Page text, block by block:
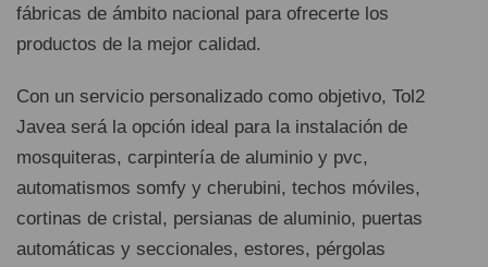
fábricas de ámbito nacional para ofrecerte los
productos de la mejor calidad.
Con un servicio personalizado como objetivo, Tol2
Javea será la opción ideal para la instalación de
mosquiteras, carpintería de aluminio y pvc,
automatismos somfy y cherubini, techos móviles,
cortinas de cristal, persianas de aluminio, puertas
automáticas y seccionales, estores, pérgolas